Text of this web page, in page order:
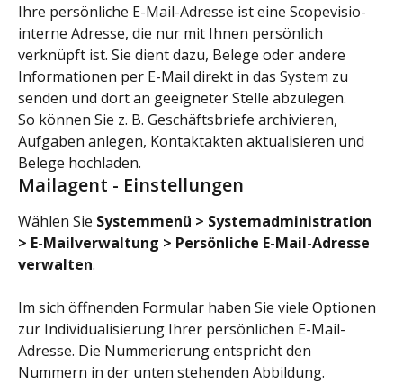
Ihre persönliche E-Mail-Adresse ist eine Scopevisio-
interne Adresse, die nur mit Ihnen persönlich
verknüpft ist. Sie dient dazu, Belege oder andere
Informationen per E-Mail direkt in das System zu
senden und dort an geeigneter Stelle abzulegen.
So können Sie z. B. Geschäftsbriefe archivieren,
Aufgaben anlegen, Kontaktakten aktualisieren und
Belege hochladen.
Mailagent - Einstellungen
Wählen Sie Systemmenü > Systemadministration
> E-Mailverwaltung > Persönliche E-Mail-Adresse
verwalten.
Im sich öffnenden Formular haben Sie viele Optionen
zur Individualisierung Ihrer persönlichen E-Mail-
Adresse. Die Nummerierung entspricht den
Nummern in der unten stehenden Abbildung.